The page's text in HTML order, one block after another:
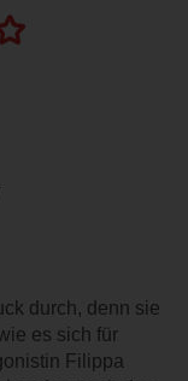
durch, denn sie
es sich für
Filippa